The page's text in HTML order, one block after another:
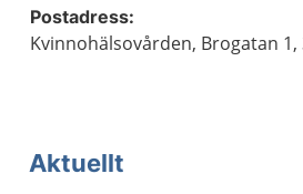
Postadress:
Kvinnohälsovården, Brogatan 1,
Aktuellt